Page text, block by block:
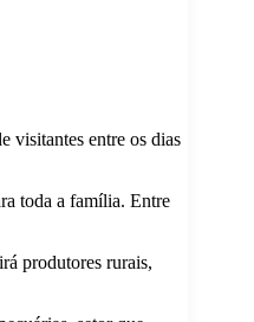
entre os dias
toda a família. Entre
produtores rurais,